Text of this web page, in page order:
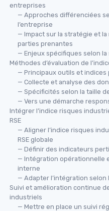
entreprises
— Approches différenciées
l’entreprise
— Impact sur la stratégie et la
parties prenantes
— Enjeux spécifiques selon
Méthodes d’évaluation de
— Principaux outils et indices
— Collecte et analyse des
— Spécificités selon la taille
— Vers une démarche
Intégrer l’indice risques
RSE
— Aligner l’indice risques
RSE globale
— Définir des indicateurs
— Intégration opérationnelle
interne
— Adapter l’intégration selon
Suivi et amélioration continue
industriels
— Mettre en place un suivi